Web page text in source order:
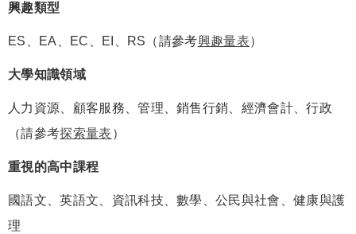
興趣類型
ES、EA、EC、EI、RS（請參考興趣量表）
大學知識領域
人力資源、顧客服務、管理、銷售行銷、經濟會計、行政
（請參考探索量表 ）
重視的高中課程
國語文、英語文、資訊科技、數學、公民與社會、健康與護
理